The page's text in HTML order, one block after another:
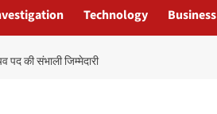
Technology Business
पद की संभाली जिम्मेदारी